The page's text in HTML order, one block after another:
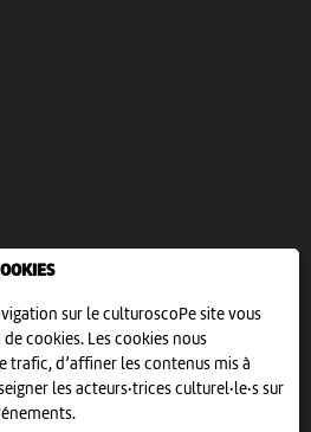
sur le culturoscoPe site vous
cookies. Les cookies nous
trafic, d’affiner les contenus mis à
les acteurs·trices culturel·le·s sur